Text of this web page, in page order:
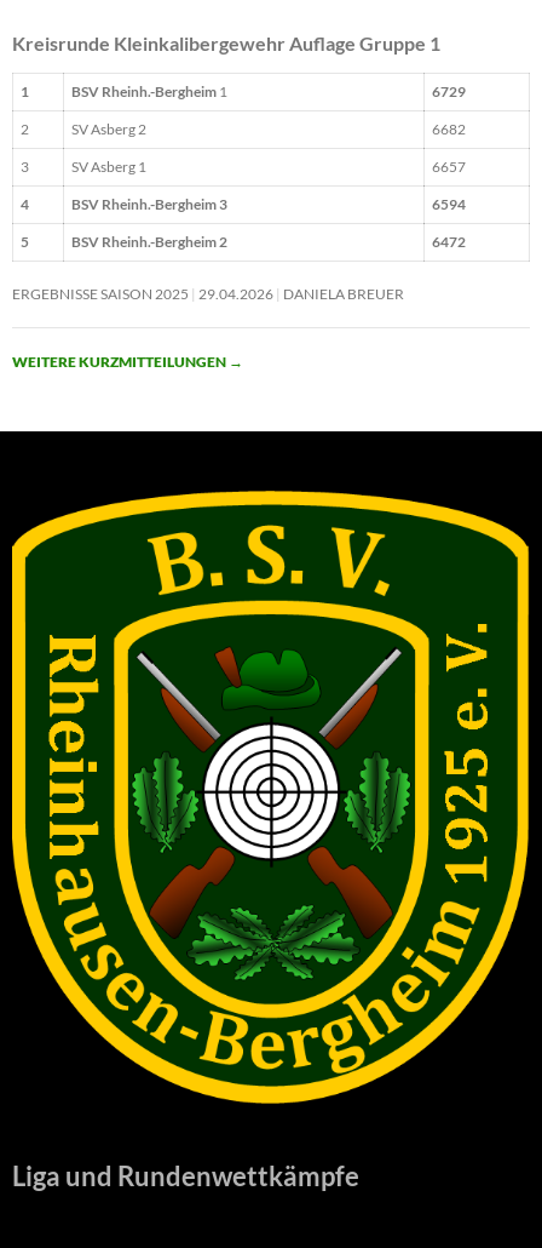
Kreisrunde Kleinkalibergewehr Auflage Gruppe 1
1 BSV Rheinh.-Bergheim 1 6729
2 SV Asberg 2 6682
3 SV Asberg 1 6657
4 BSV Rheinh.-Bergheim 3 6594
5 BSV Rheinh.-Bergheim 2 6472
ERGEBNISSE SAISON 2025 29.04.2026 DANIELA BREUER
WEITERE KURZMITTEILUNGEN →
Liga und Rundenwettkämpfe